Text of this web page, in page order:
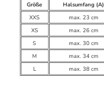
Größe Halsumfang (A)
XXS
max. 23 cm
XS
max. 26 cm
S
max. 30 cm
M
max. 34 cm
L
max. 38 cm